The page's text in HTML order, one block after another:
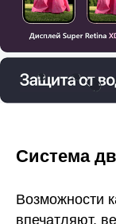
Система
Возможности
впечатляют,